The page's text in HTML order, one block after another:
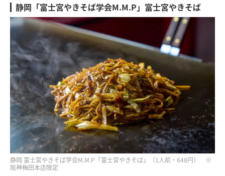
静岡「富士宮やきそば学会M.M.P」富士宮やきそば
静岡 富士宮やきそば学会M.M.P「富士宮やきそば」（1人前・648円） ※
阪神梅田本店限定